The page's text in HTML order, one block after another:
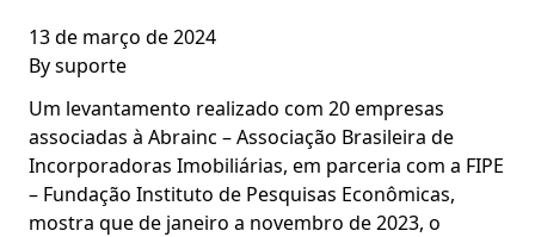
13 de março de 2024
Bysuporte
Um levantamento realizado com 20 empresas
associadas à Abrainc – Associação Brasileira de
Incorporadoras Imobiliárias, em parceria com a FIPE
– Fundação Instituto de Pesquisas Econômicas,
mostra que de janeiro a novembro de 2023, o